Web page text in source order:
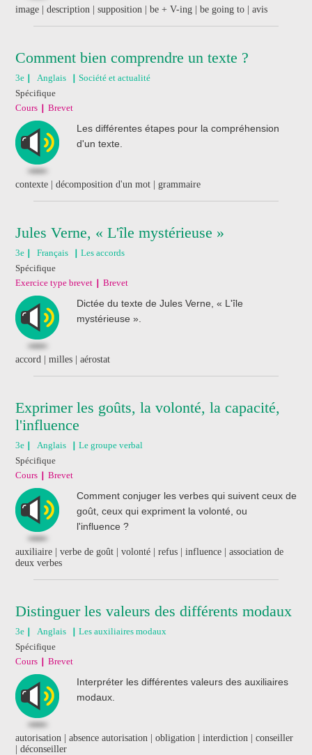
image | description | supposition | be + V-ing | be going to | avis
Comment bien comprendre un texte ?
3e Anglais
Société et actualité
Spécifique
Cours
Brevet
Les différentes étapes pour la compréhension
d'un texte.
contexte | décomposition d'un mot | grammaire
Jules Verne, « L'île mystérieuse »
3e Français
Les accords
Spécifique
Exercice type brevet
Brevet
Dictée du texte de Jules Verne, « L'île
mystérieuse ».
accord | milles | aérostat
Exprimer les goûts, la volonté, la capacité,
l'influence
3e Anglais
Le groupe verbal
Spécifique
Cours
Brevet
Comment conjuger les verbes qui suivent ceux de
goût, ceux qui expriment la volonté, ou
l'influence ?
auxiliaire | verbe de goût | volonté | refus | influence | association de
deux verbes
Distinguer les valeurs des différents modaux
3e Anglais
Les auxiliaires modaux
Spécifique
Cours
Brevet
Interpréter les différentes valeurs des auxiliaires
modaux.
autorisation | absence autorisation | obligation | interdiction | conseiller
| déconseiller